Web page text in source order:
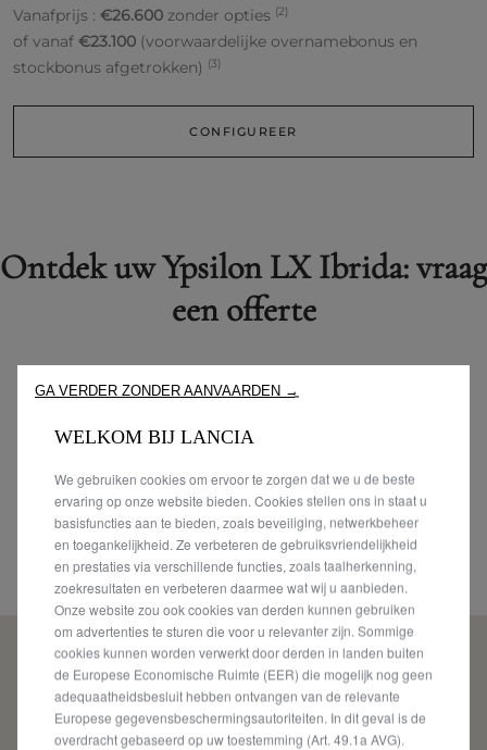
Vanafprijs : €26.600 zonder opties (2)
of vanaf €23.100 (voorwaardelijke overnamebonus en
stockbonus afgetrokken) (3)
CONFIGUREER
Ontdek uw Ypsilon LX Ibrida: vraag
een offerte
1
MODELKEUZE
2
KIES UW
Kies een van onze verkooppunten
Geef een postcode in om te zoeken
GA VERDER ZONDER AANVAARDEN →
WELKOM BIJ LANCIA
We gebruiken cookies om ervoor te zorgen dat we u de beste
ervaring op onze website bieden. Cookies stellen ons in staat u
basisfuncties aan te bieden, zoals beveiliging, netwerkbeheer
en toegankelijkheid. Ze verbeteren de gebruiksvriendelijkheid
en prestaties via verschillende functies, zoals taalherkenning,
zoekresultaten en verbeteren daarmee wat wij u aanbieden.
Onze website zou ook cookies van derden kunnen gebruiken
om advertenties te sturen die voor u relevanter zijn. Sommige
cookies kunnen worden verwerkt door derden in landen buiten
de Europese Economische Ruimte (EER) die mogelijk nog geen
adequaatheidsbesluit hebben ontvangen van de relevante
Europese gegevensbeschermingsautoriteiten. In dit geval is de
overdracht gebaseerd op uw toestemming (Art. 49.1a AVG).